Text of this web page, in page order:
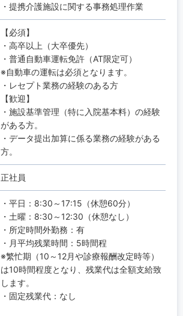
・提携介護施設に関する事務処理作業
【必須】
・高卒以上（大卒優先）
・普通自動車運転免許（AT限定可）
※自動車の運転は必須となります。
・レセプト業務の経験のある方
【歓迎】
・施設基準管理（特に入院基本料）の経験
がある方。
・データ提出加算に係る業務の経験がある
方。
正社員
・平日：8:30～17:15（休憩60分）
・土曜：8:30～12:30（休憩なし）
・所定時間外勤務：有
・月平均残業時間：5時間程
※繁忙期（10～12月や診療報酬改定時等）
は10時間程度となり、残業代は全額支給致
します。
・固定残業代：なし